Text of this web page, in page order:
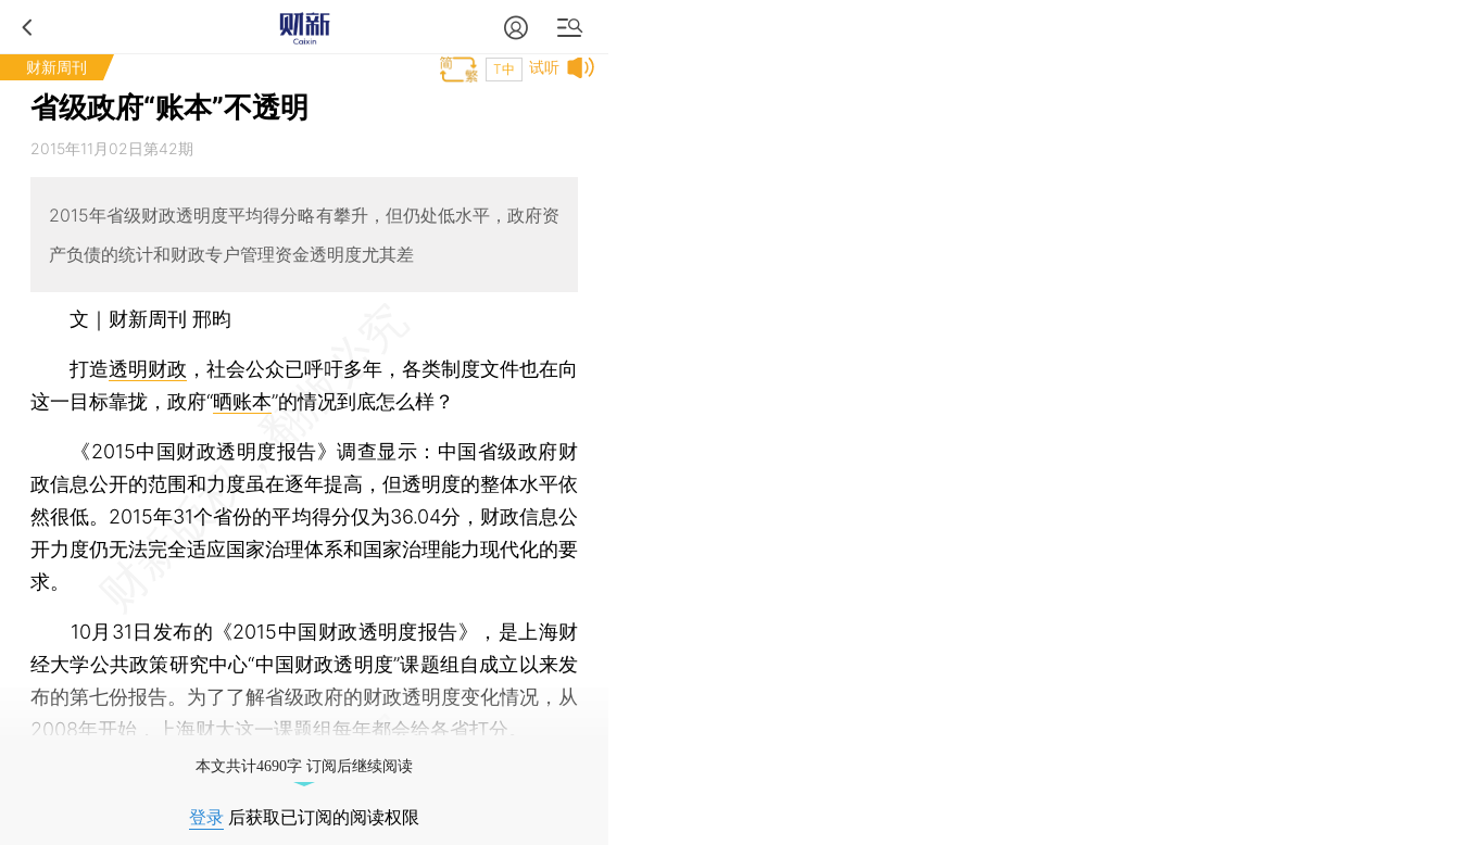
财新周刊 试听
T中
省级政府“账本”不透明
2015年11月02日第42期
2015年省级财政透明度平均得分略有攀升，但仍处低水平，政府资
产负债的统计和财政专户管理资金透明度尤其差
文｜财新周刊 邢昀
打造透明财政 ，社会公众已呼吁多年，各类制度文件也在向
这一目标靠拢，政府“晒账本”的情况到底怎么样？
《2015中国财政透明度报告》调查显示：中国省级政府财
政信息公开的范围和力度虽在逐年提高，但透明度的整体水平依
然很低。2015年31个省份的平均得分仅为36.04分，财政信息公
开力度仍无法完全适应国家治理体系和国家治理能力现代化的要
求。
10月31日发布的《2015中国财政透明度报告》，是上海财
经大学公共政策研究中心“中国财政透明度”课题组自成立以来发
布的第七份报告。为了了解省级政府的财政透明度变化情况，从
2008年开始，上海财大这一课题组每年都会给各省打分。
本文共计4690字 订阅后继续阅读
登录 后获取已订阅的阅读权限